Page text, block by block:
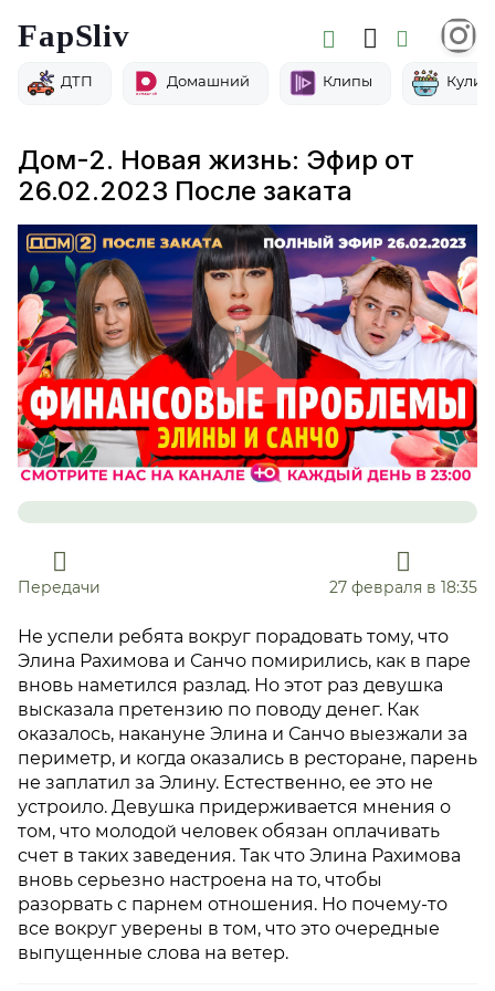
FapSliv
ДТП Домашний Клипы
Дом-2. Новая жизнь: Эфир от
26.02.2023 После заката
Передачи 27 февраля в 18:35
Не успели ребята вокруг порадовать тому, что
Элина Рахимова и Санчо помирились, как в паре
вновь наметился разлад. Но этот раз девушка
высказала претензию по поводу денег. Как
оказалось, накануне Элина и Санчо выезжали за
периметр, и когда оказались в ресторане, парень
не заплатил за Элину. Естественно, ее это не
устроило. Девушка придерживается мнения о
том, что молодой человек обязан оплачивать
счет в таких заведения. Так что Элина Рахимова
вновь серьезно настроена на то, чтобы
разорвать с парнем отношения. Но почему-то
все вокруг уверены в том, что это очередные
выпущенные слова на ветер.